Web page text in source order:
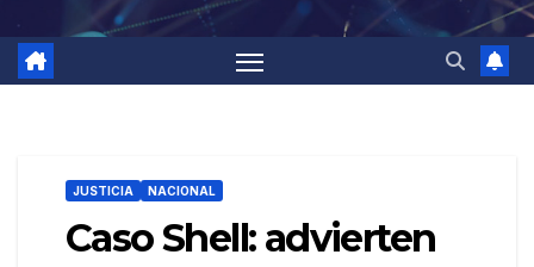
JUSTICIA NACIONAL
Caso Shell: advierten